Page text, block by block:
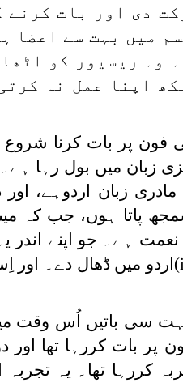
دی اور بات
میں بہت سے اعضا
وہ ریسیور کو
اپنا عمل نہ
فون پر بات کرنا
زبان میں بول رہا
زبان اردوہے،
ہوں، جب کہ
ہے۔ جو اپنے اندر
اردو میں ڈھال دے۔ اور
سی باتیں اُس وقت
پر بات کررہا تھا
کررہا تھا۔ یہ تجربہ